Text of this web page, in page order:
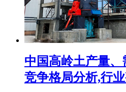
中国高岭土产量、
竞争格局分析,行